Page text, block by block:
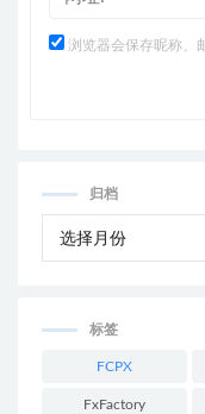
浏览器会保存昵称、
归档
标签
FCPX
FxFactory